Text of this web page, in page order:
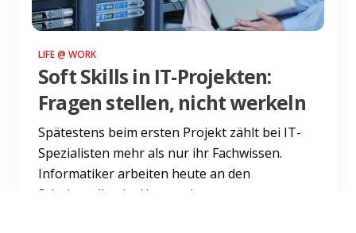
LIFE @ WORK
Soft Skills in IT-Projekten:
Fragen stellen, nicht werkeln
Spätestens beim ersten Projekt zählt bei IT-
Spezialisten mehr als nur ihr Fachwissen.
Informatiker arbeiten heute an den
Schnittstellen im Unternehmen...